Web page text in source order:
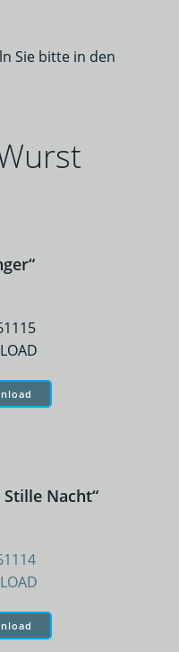
Sie bitte in den
Nacht“